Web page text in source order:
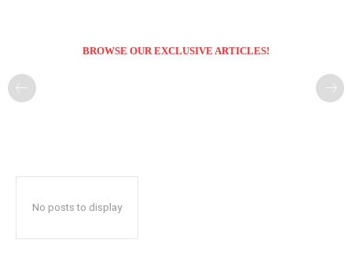
BROWSE OUR EXCLUSIVE ARTICLES!
No posts to display